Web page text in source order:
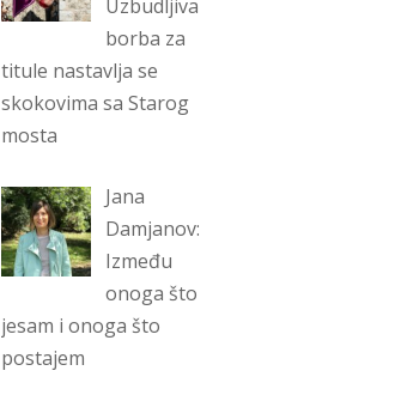
Uzbudljiva
borba za
titule nastavlja se
skokovima sa Starog
mosta
Jana
Damjanov:
Između
onoga što
jesam i onoga što
postajem